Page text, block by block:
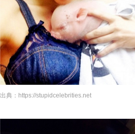
出典： https://stupidcelebrities.net